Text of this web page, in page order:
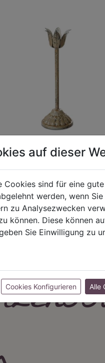
Versandkosten. Für
die Berechnung eines
der
auf dieser
Cookies sind für eine
werden, wenn
zu Analysezwecken
können. Diese können
Sie Einwilligung zu
Cookies Konfigurieren Alle